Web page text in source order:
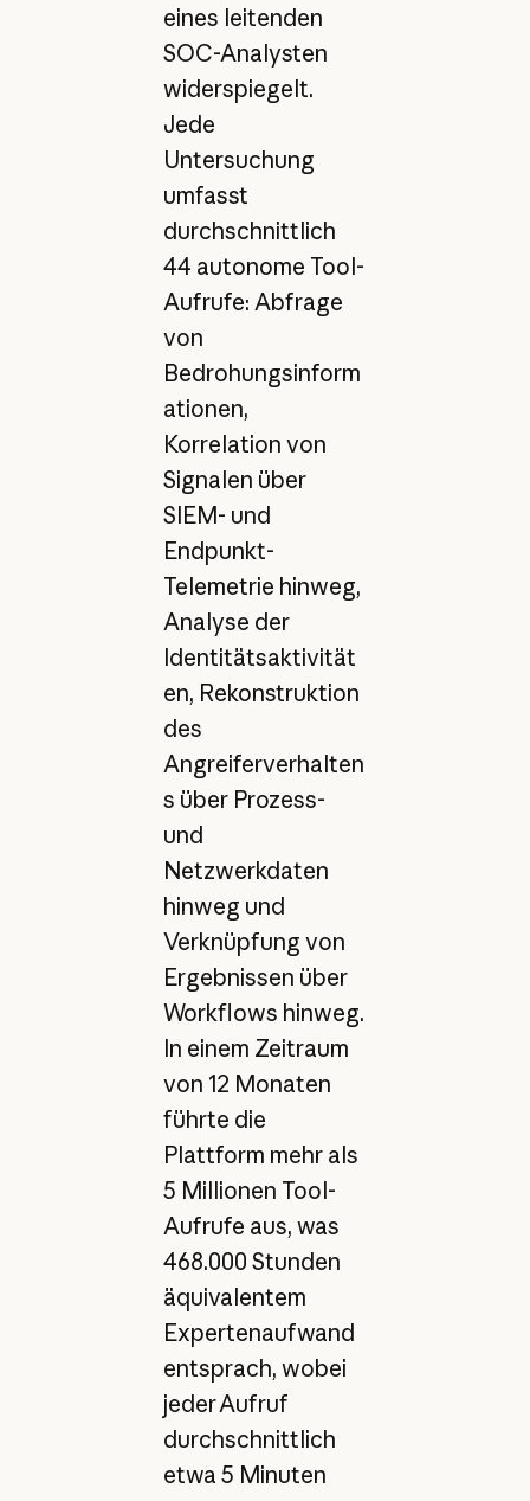
eines leitenden
SOC-Analysten
widerspiegelt.
Jede
Untersuchung
umfasst
durchschnittlich
44 autonome Tool-
Aufrufe: Abfrage
von
Bedrohungsinform
ationen,
Korrelation von
Signalen über
SIEM- und
Endpunkt-
Telemetrie hinweg,
Analyse der
Identitätsaktivität
en, Rekonstruktion
des
Angreiferverhalten
s über Prozess-
und
Netzwerkdaten
hinweg und
Verknüpfung von
Ergebnissen über
Workflows hinweg.
In einem Zeitraum
von 12 Monaten
führte die
Plattform mehr als
5 Millionen Tool-
Aufrufe aus, was
468.000 Stunden
äquivalentem
Expertenaufwand
entsprach, wobei
jeder Aufruf
durchschnittlich
etwa 5 Minuten